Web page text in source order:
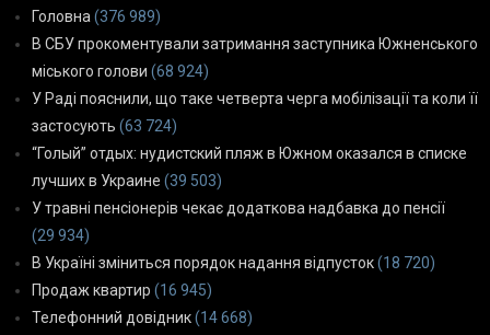
Головна(376 989)
В СБУ прокоментували затримання заступника Южненського
міського голови (68 924)
У Раді пояснили, що таке четверта черга мобілізації та коли її
застосують (63 724)
“Голый” отдых: нудистский пляж в Южном оказался в списке
лучших в Украине (39 503)
У травні пенсіонерів чекає додаткова надбавка до пенсії
(29 934)
В Україні зміниться порядок надання відпусток(18 720)
Продаж квартир (16 945)
Телефонний довідник(14 668)